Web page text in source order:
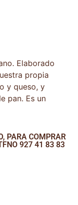
Elaborado
propia
y queso, y
pan. Es un
PARA COMPRAR
927 41 83 83